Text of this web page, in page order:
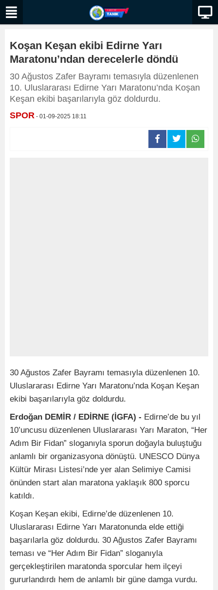
Koşan Keşan ekibi Edirne Yarı
Maratonu’ndan derecelerle döndü
30 Ağustos Zafer Bayramı temasıyla düzenlenen
10. Uluslararası Edirne Yarı Maratonu’nda Koşan
Keşan ekibi başarılarıyla göz doldurdu.
SPOR - 01-09-2025 18:11
30 Ağustos Zafer Bayramı temasıyla düzenlenen 10.
Uluslararası Edirne Yarı Maratonu’nda Koşan Keşan
ekibi başarılarıyla göz doldurdu.
Erdoğan DEMİR / EDİRNE (İGFA) - Edirne’de bu yıl
10’uncusu düzenlenen Uluslararası Yarı Maraton, “Her
Adım Bir Fidan” sloganıyla sporun doğayla buluştuğu
anlamlı bir organizasyona dönüştü. UNESCO Dünya
Kültür Mirası Listesi’nde yer alan Selimiye Camisi
önünden start alan maratona yaklaşık 800 sporcu
katıldı.
Koşan Keşan ekibi, Edirne’de düzenlenen 10.
Uluslararası Edirne Yarı Maratonunda elde ettiği
başarılarla göz doldurdu. 30 Ağustos Zafer Bayramı
teması ve “Her Adım Bir Fidan” sloganıyla
gerçekleştirilen maratonda sporcular hem ilçeyi
gururlandırdı hem de anlamlı bir güne damga vurdu.